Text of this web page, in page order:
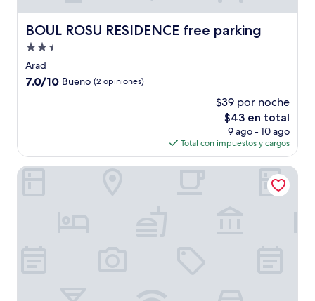
BOUL ROSU RESIDENCE free parking
BOUL ROSU RESIDENCE free parking
Propiedad
de
2.5
Arad
7.0
7.0/10 Bueno (2 opiniones)
$39 por noche
El
precio
actual
es
de
$43 en total
9 ago - 10 ago
Total con impuestos y cargos
Hotel Continental Forum Arad